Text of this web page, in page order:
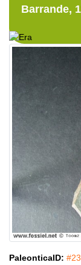
Barrande,
PaleonticaID: